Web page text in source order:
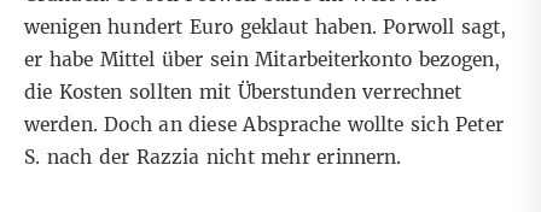
wenigen hundert Euro geklaut haben. Porwoll sagt,
er habe Mittel über sein Mitarbeiterkonto bezogen,
die Kosten sollten mit Überstunden verrechnet
werden. Doch an diese Absprache wollte sich Peter
S. nach der Razzia nicht mehr erinnern.